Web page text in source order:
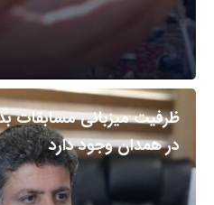
ظرفیت میزبانی مسابقات
در همدان وجود دارد